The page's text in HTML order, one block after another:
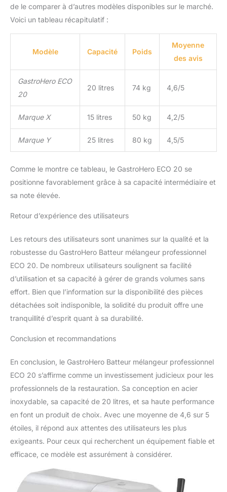
de le comparer à d’autres modèles disponibles sur le marché.
Voici un tableau récapitulatif :
Modèle Capacité Poids
Moyenne
des avis
GastroHero ECO
20
20 litres 74 kg 4,6/5
Marque X 15 litres 50 kg 4,2/5
Marque Y 25 litres 80 kg 4,5/5
Comme le montre ce tableau, le GastroHero ECO 20 se
positionne favorablement grâce à sa capacité intermédiaire et
sa note élevée.
Retour d’expérience des utilisateurs
Les retours des utilisateurs sont unanimes sur la qualité et la
robustesse du GastroHero Batteur mélangeur professionnel
ECO 20. De nombreux utilisateurs soulignent sa facilité
d’utilisation et sa capacité à gérer de grands volumes sans
effort. Bien que l’information sur la disponibilité des pièces
détachées soit indisponible, la solidité du produit offre une
tranquillité d’esprit quant à sa durabilité.
Conclusion et recommandations
En conclusion, le GastroHero Batteur mélangeur professionnel
ECO 20 s’affirme comme un investissement judicieux pour les
professionnels de la restauration. Sa conception en acier
inoxydable, sa capacité de 20 litres, et sa haute performance
en font un produit de choix. Avec une moyenne de 4,6 sur 5
étoiles, il répond aux attentes des utilisateurs les plus
exigeants. Pour ceux qui recherchent un équipement fiable et
efficace, ce modèle est assurément à considérer.